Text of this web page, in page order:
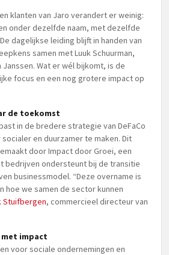
klanten van Jaro verandert er weinig:
onder dezelfde naam, met dezelfde
dagelijkse leiding blijft in handen van
samen met Luuk Schuurman,
Janssen. Wat er wél bijkomt, is de
focus en een nog grotere impact op
de toekomst
in de bredere strategie van DeFaCo
en duurzamer te maken. Dit
door Impact door Groei, een
bedrijven ondersteunt bij de transitie
businessmodel. “Deze overname is
hoe we samen de sector kunnen
Stuifbergen, commercieel directeur van
met impact
voor sociale ondernemingen en